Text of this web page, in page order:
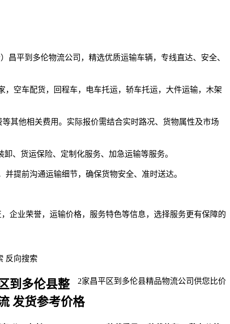
昌平到多伦物流公司，精选优质运输车辆，专线直达、安全、
空车配货，回程车，电车托运，轿车托运，大件运输，木架
其他相关费用。实际报价需结合实时路况、货物属性及市场
、货运保险、定制化服务、加急运输等服务。
提前沟通运输细节，确保货物安全、准时送达。
企业荣誉，运输价格，服务特色等信息，选择服务更有保障的
反向搜索
2家昌平区到多伦县精品物流公司供您比价
到多伦县整
发货参考价格